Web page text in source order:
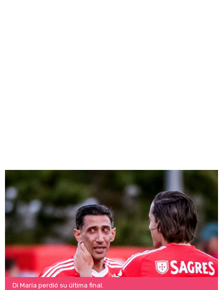
Di María perdió su última final.